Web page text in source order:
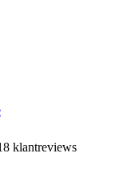
klantreviews